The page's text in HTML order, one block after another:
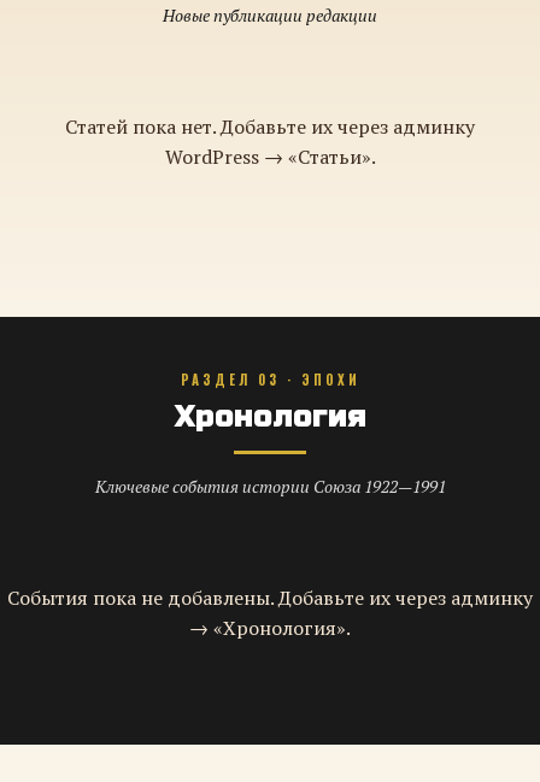
Новые публикации редакции
Статей пока нет. Добавьте их через админку
WordPress → «Статьи».
РАЗДЕЛ 03 · ЭПОХИ
Хронология
Ключевые события истории Союза 1922—1991
События пока не добавлены. Добавьте их через админку
→ «Хронология».